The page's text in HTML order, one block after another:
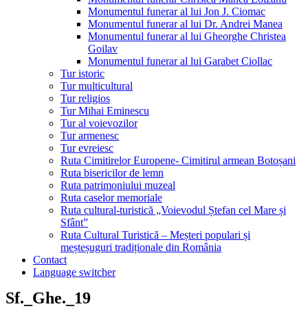
Monumentul funerar al lui Jon J. Ciomac
Monumentul funerar al lui Dr. Andrei Manea
Monumentul funerar al lui Gheorghe Christea
Goilav
Monumentul funerar al lui Garabet Ciollac
Tur istoric
Tur multicultural
Tur religios
Tur Mihai Eminescu
Tur al voievozilor
Tur armenesc
Tur evreiesc
Ruta Cimitirelor Europene- Cimitirul armean Botoșani
Ruta bisericilor de lemn
Ruta patrimoniului muzeal
Ruta caselor memoriale
Ruta cultural-turistică „Voievodul Ștefan cel Mare și
Sfânt”
Ruta Cultural Turistică – Meșteri populari și
meșteșuguri tradiționale din România
Contact
Language switcher
Sf._Ghe._19